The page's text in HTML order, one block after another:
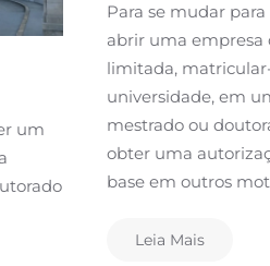
um
Para se mudar
abrir uma empresa
limitada,
universidade, em
mestrado ou
obter uma
base em outros
Leia Mais